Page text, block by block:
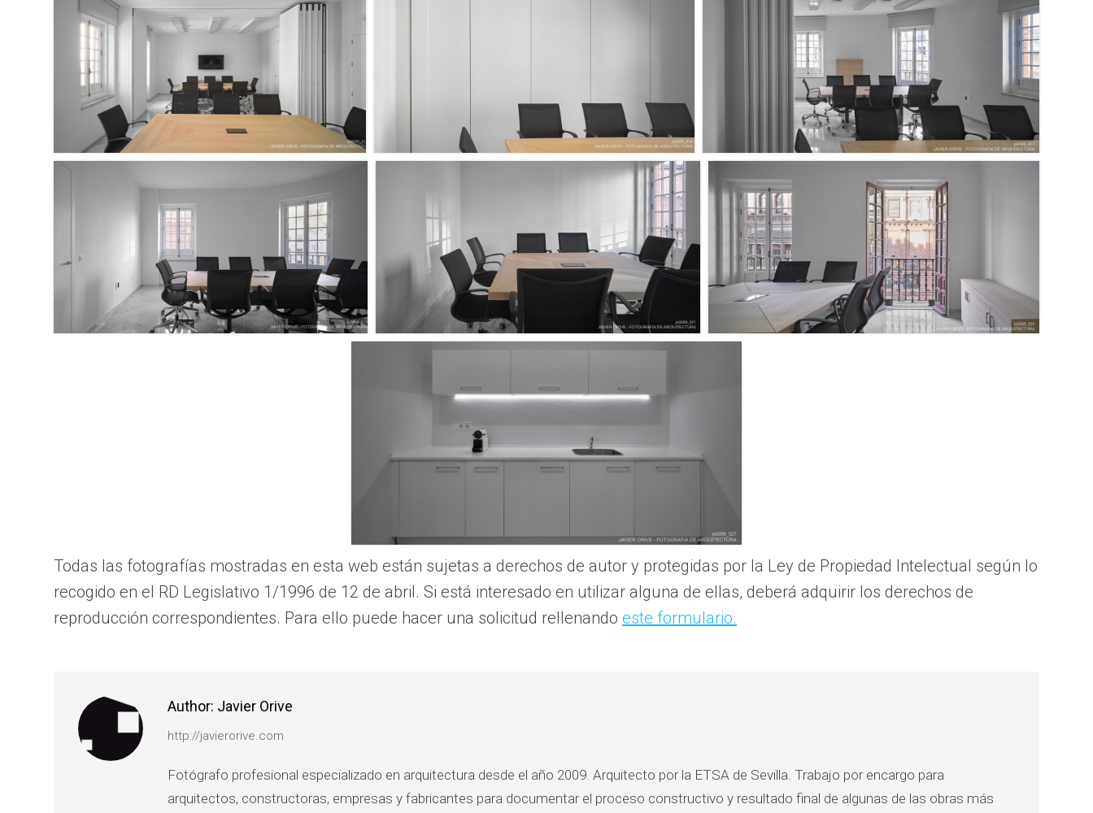
Todas las fotografías mostradas en esta web están sujetas a derechos de autor y protegidas por la Ley de Propiedad Intelectual según lo
recogido en el RD Legislativo 1/1996 de 12 de abril. Si está interesado en utilizar alguna de ellas, deberá adquirir los derechos de
reproducción correspondientes. Para ello puede hacer una solicitud rellenando este formulario.
Author: Javier Orive
http://javierorive.com
Fotógrafo profesional especializado en arquitectura desde el año 2009. Arquitecto por la ETSA de Sevilla. Trabajo por encargo para
arquitectos, constructoras, empresas y fabricantes para documentar el proceso constructivo y resultado final de algunas de las obras más